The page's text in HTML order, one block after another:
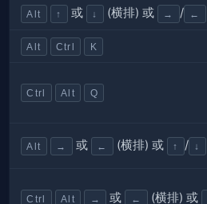
Alt ↑ 或 ↓ (横排) 或 → / ←
Alt Ctrl K
Ctrl Alt Q
Alt → 或 ← (横排) 或 ↑ / ↓
Ctrl Alt → 或 ← (横排) 或